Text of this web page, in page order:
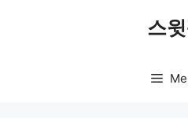
스